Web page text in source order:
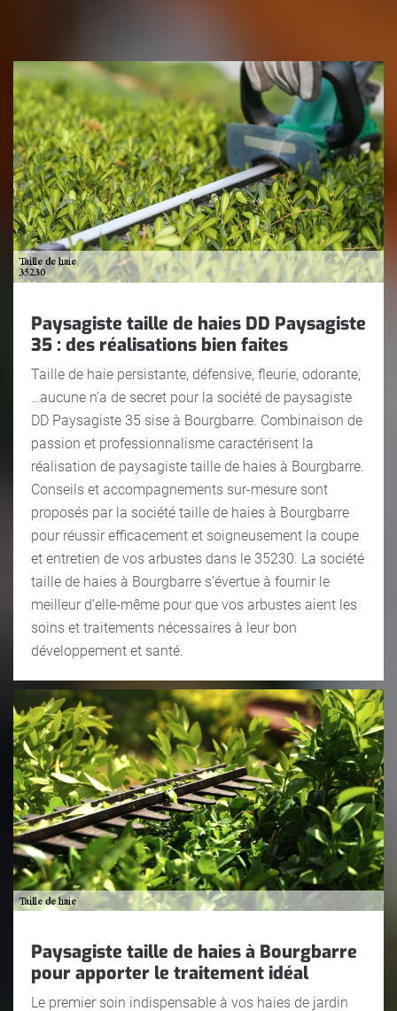
Paysagiste taille de haies DD Paysagiste
35 : des réalisations bien faites
Taille de haie persistante, défensive, fleurie, odorante,
…aucune n’a de secret pour la société de paysagiste
DD Paysagiste 35 sise à Bourgbarre. Combinaison de
passion et professionnalisme caractérisent la
réalisation de paysagiste taille de haies à Bourgbarre.
Conseils et accompagnements sur-mesure sont
proposés par la société taille de haies à Bourgbarre
pour réussir efficacement et soigneusement la coupe
et entretien de vos arbustes dans le 35230. La société
taille de haies à Bourgbarre s’évertue à fournir le
meilleur d’elle-même pour que vos arbustes aient les
soins et traitements nécessaires à leur bon
développement et santé.
Paysagiste taille de haies à Bourgbarre
pour apporter le traitement idéal
Le premier soin indispensable à vos haies de jardin